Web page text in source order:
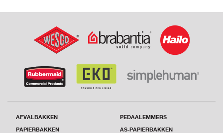
AFVALBAKKEN PEDAALEMMERS
PAPIERBAKKEN AS-PAPIERBAKKEN